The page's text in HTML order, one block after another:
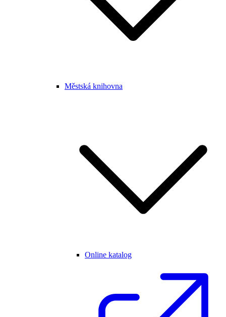
Městská knihovna
Online katalog